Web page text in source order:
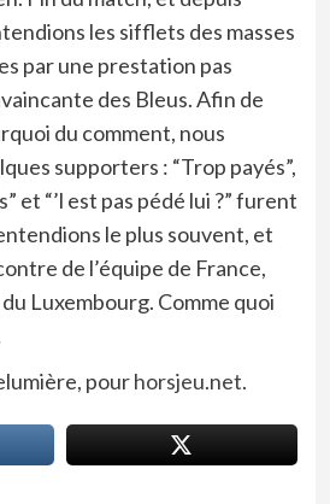
les sifflets des masses
par une prestation pas
des Bleus. Afin de
du comment, nous
supporters : “Trop payés”,
et “’l est pas pédé lui ?” furent
le plus souvent, et
de l’équipe de France,
Luxembourg. Comme quoi
pourhorsjeu.net.